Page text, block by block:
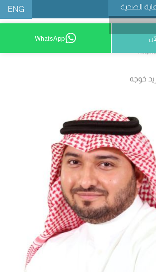
الصحية ENG
9200 12777
WhatsApp
خوجه